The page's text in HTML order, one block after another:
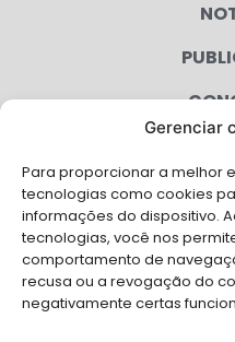
Gerenciar
Para proporcionar a melhor
tecnologias como cookies
informações do dispositivo.
tecnologias, você nos
comportamento de
recusa ou a revogação do
negativamente certas